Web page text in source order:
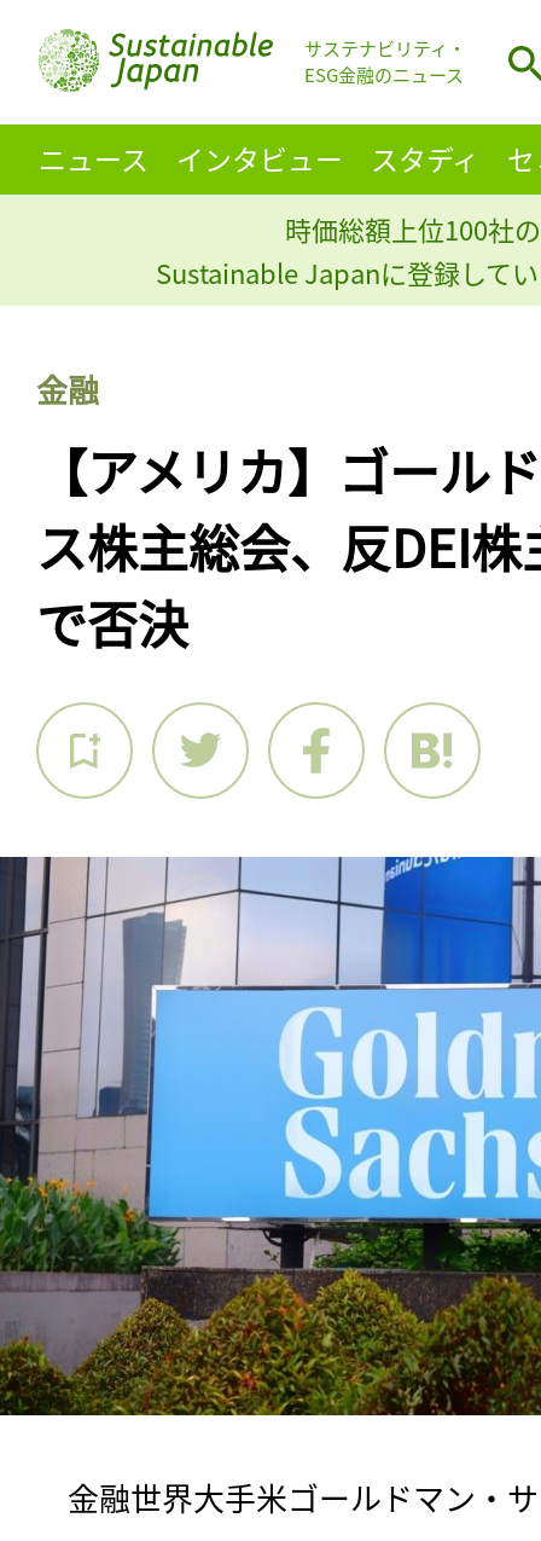
サステナビリティ・
ESG金融のニュース
ニュース インタビュー スタディ
時価総額上位100社
Sustainable Japanに登録して
金融
【アメリカ】ゴール
ス株主総会、反DEI
で否決
金融世界大手米ゴールドマン・